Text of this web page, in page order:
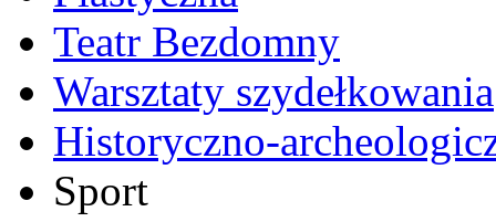
Teatr Bezdomny
Warsztaty szydełkowania
Historyczno-
Sport